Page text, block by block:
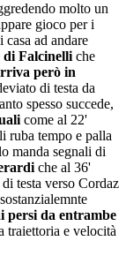
molto un
gioco per i
ad andare
di Falcinelli che
però in
di testa da
spesso succede,
come al 22'
ruba tempo e palla
manda segnali di
che al 36'
testa verso Cordaz
persi da entrambe
traiettoria e velocità